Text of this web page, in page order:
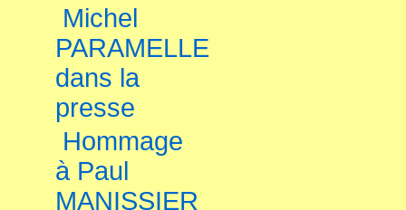
Michel
PARAMELLE
dans la
presse
Hommage
à Paul
MANISSIER